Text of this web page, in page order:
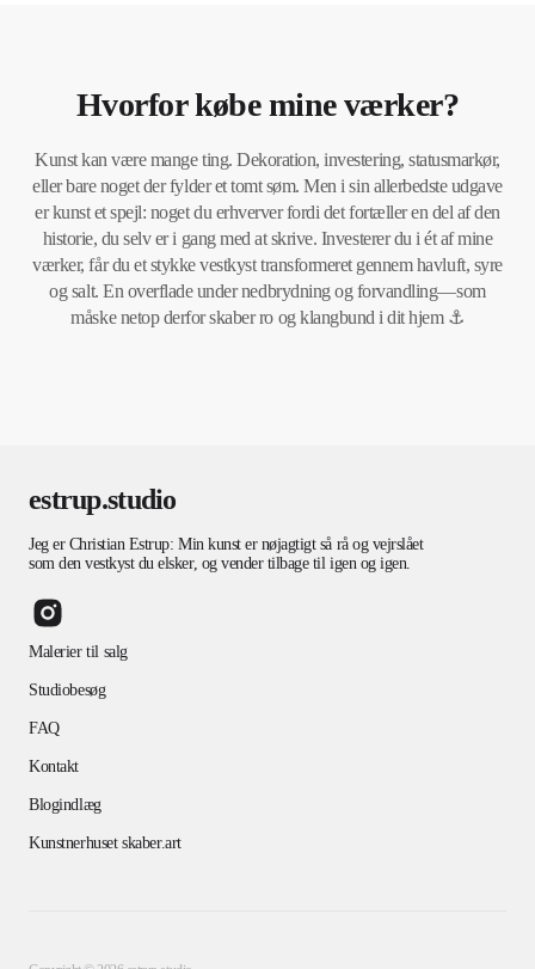
Hvorfor købe mine værker?
Kunst kan være mange ting. Dekoration, investering, statusmarkør,
eller bare noget der fylder et tomt søm. Men i sin allerbedste udgave
er kunst et spejl: noget du erhverver fordi det fortæller en del af den
historie, du selv er i gang med at skrive. Investerer du i ét af mine
værker, får du et stykke vestkyst transformeret gennem havluft, syre
og salt. En overflade under nedbrydning og forvandling—som
måske netop derfor skaber ro og klangbund i dit hjem ⚓
estrup.studio
Jeg er Christian Estrup: Min kunst er nøjagtigt så rå og vejrslået
som den vestkyst du elsker, og vender tilbage til igen og igen.
Malerier til salg
Studiobesøg
FAQ
Kontakt
Blogindlæg
Kunstnerhuset skaber.art